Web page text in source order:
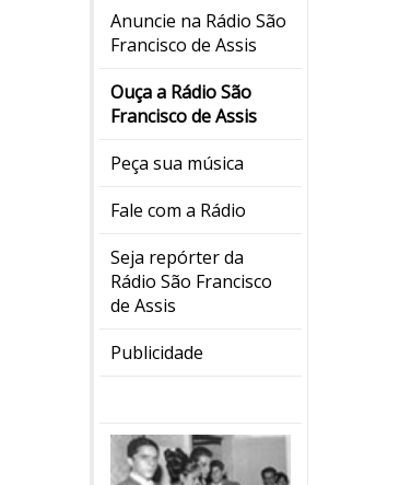
Anuncie na Rádio São
Francisco de Assis
Ouça a Rádio São
Francisco de Assis
Peça sua música
Fale com a Rádio
Seja repórter da
Rádio São Francisco
de Assis
Publicidade